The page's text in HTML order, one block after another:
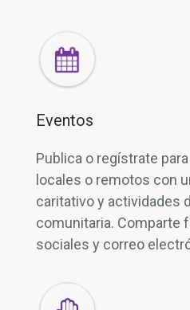
Eventos
Publica o regístrate
locales o remotos con
caritativo y actividades
comunitaria. Comparte
sociales y correo